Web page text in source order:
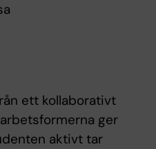
ett kollaborativt
ger
aktivt tar